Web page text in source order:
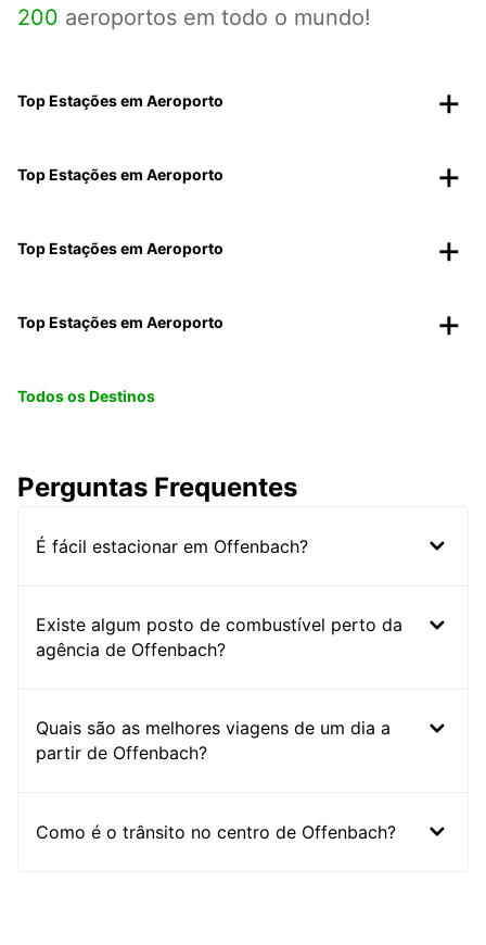
200 aeroportos em todo o mundo!
Top Estações em Aeroporto
Top Estações em Aeroporto
Top Estações em Aeroporto
Top Estações em Aeroporto
Todos os Destinos
Perguntas Frequentes
É fácil estacionar em Offenbach?
Existe algum posto de combustível perto da
agência de Offenbach?
Quais são as melhores viagens de um dia a
partir de Offenbach?
Como é o trânsito no centro de Offenbach?